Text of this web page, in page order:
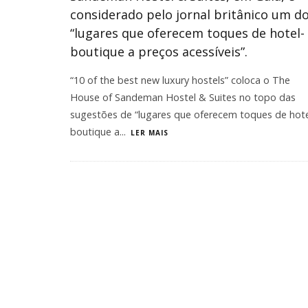
considerado pelo jornal britânico um
“lugares que oferecem toques de hotel-
boutique a preços acessíveis”.
“10 of the best new luxury hostels” coloca o The
House of Sandeman Hostel & Suites no topo das
sugestões de “lugares que oferecem toques de
boutique a... LER MAIS